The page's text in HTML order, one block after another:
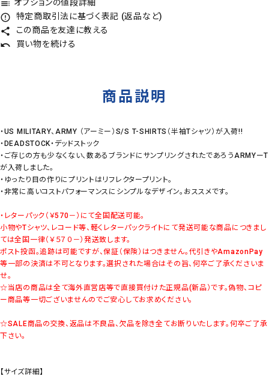
toc オプションの値段詳細
error_outline 特定商取引法に基づく表記 (返品など)
share この商品を友達に教える
undo 買い物を続ける
商品説明
・US MILITARY、ARMY （アーミー）S/S T-SHIRTS（半袖Tシャツ）が入荷!!
・DEADSTOCK・デッドストック
・ご存じの方も少なくない、数あるブランドにサンプリングされたであろうARMYーT
が入荷しました。
・ゆったり目の作りにプリントはリフレクタープリント。
・非常に高いコストパフォーマンスにシンプルなデザイン。おススメです。
・レターパック（￥570－）にて全国配送可能。
小物やTシャツ、レコード等、軽くレターパックライトにて発送可能な商品につきまし
ては全国一律（￥５７０－）発送致します。
ポスト投函。追跡は可能ですが、保証（保険）はつきません。代引きやAmazonPay
等一部の決済は不可となります。選択された場合はその旨、何卒ご了承くださいま
せ。
☆当店の商品は全て海外直営店等で直接買付けた正規品(新品）です。偽物、コピ
ー商品等一切ございませんのでご安心してお求めください。
☆SALE商品の交換、返品は不良品、欠品を除き全てお断りいたします。何卒ご了承
下さい。
【サイズ詳細】